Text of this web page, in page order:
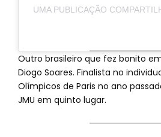
UMA PUBLICAÇÃO
Outro brasileiro que fez bonito
Diogo Soares. Finalista no
Olímpicos de Paris no ano
JMU em quinto lugar.